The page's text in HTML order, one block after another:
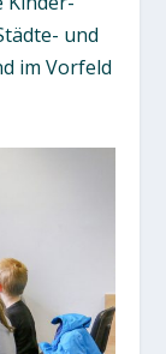
und
im Vorfeld